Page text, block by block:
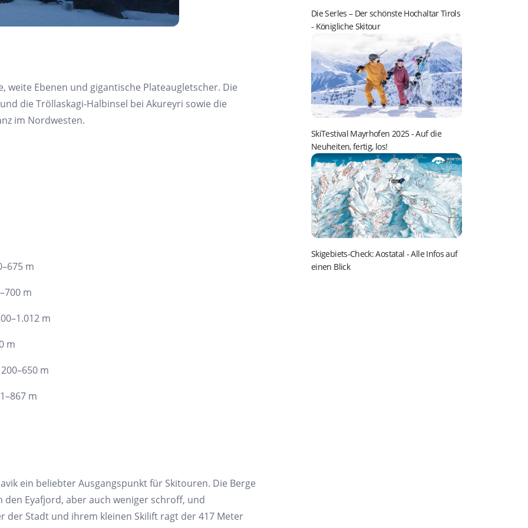
weite Ebenen und gigantische Plateaugletscher. Die
die Tröllaskagi-Halbinsel bei Akureyri sowie die
im Nordwesten.
m
m
m
m
m
m
ein beliebter Ausgangspunkt für Skitouren. Die Berge
Eyafjord, aber auch weniger schroff, und
der Stadt und ihrem kleinen Skilift ragt der 417 Meter
Die Serles – Der schönste Hochaltar Tirols
- Königliche Skitour
SkiTestival Mayrhofen 2025- Auf die
Neuheiten, fertig, los!
Skigebiets-Check: Aostatal - Alle Infos auf
einen Blick